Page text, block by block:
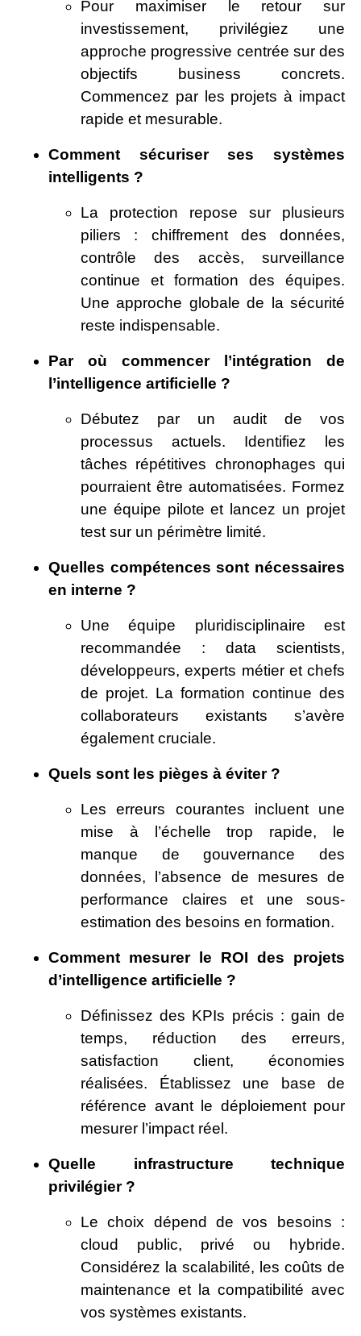
Pour maximiser le retour sur
investissement, privilégiez une
approche progressive centrée sur des
objectifs business concrets.
Commencez par les projets à impact
rapide et mesurable.
Comment sécuriser ses systèmes
intelligents ?
La protection repose sur plusieurs
piliers : chiffrement des données,
contrôle des accès, surveillance
continue et formation des équipes.
Une approche globale de la sécurité
reste indispensable.
Par où commencer l’intégration de
l’intelligence artificielle ?
Débutez par un audit de vos
processus actuels. Identifiez les
tâches répétitives chronophages qui
pourraient être automatisées. Formez
une équipe pilote et lancez un projet
test sur un périmètre limité.
Quelles compétences sont nécessaires
en interne ?
Une équipe pluridisciplinaire est
recommandée : data scientists,
développeurs, experts métier et chefs
de projet. La formation continue des
collaborateurs existants s’avère
également cruciale.
Quels sont les pièges à éviter ?
Les erreurs courantes incluent une
mise à l’échelle trop rapide, le
manque de gouvernance des
données, l’absence de mesures de
performance claires et une sous-
estimation des besoins en formation.
Comment mesurer le ROI des projets
d’intelligence artificielle ?
Définissez des KPIs précis : gain de
temps, réduction des erreurs,
satisfaction client, économies
réalisées. Établissez une base de
référence avant le déploiement pour
mesurer l’impact réel.
Quelle infrastructure technique
privilégier ?
Le choix dépend de vos besoins :
cloud public, privé ou hybride.
Considérez la scalabilité, les coûts de
maintenance et la compatibilité avec
vos systèmes existants.